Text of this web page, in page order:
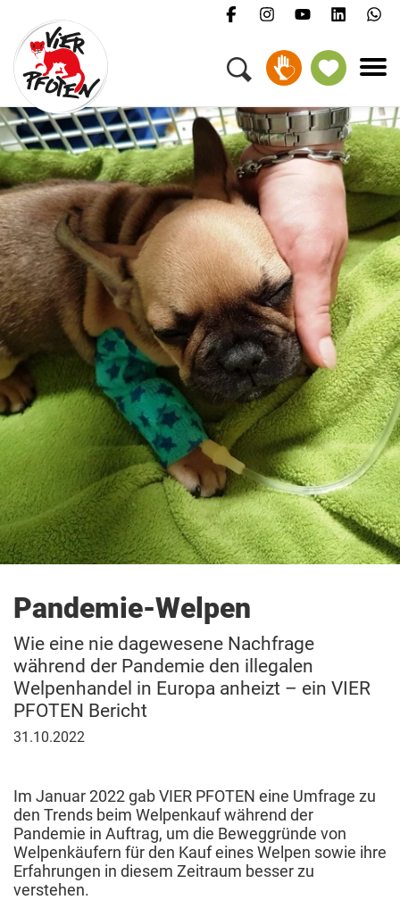
Pandemie-Welpen
Wie eine nie dagewesene Nachfrage
während der Pandemie den illegalen
Welpenhandel in Europa anheizt – ein VIER
PFOTEN Bericht
31.
31.10.2022
Im Januar 2022 gab VIER PFOTEN eine Umfrage zu
den Trends beim Welpenkauf während der
Pandemie in Auftrag, um die Beweggründe von
Welpenkäufern für den Kauf eines Welpen sowie ihre
Erfahrungen in diesem Zeitraum besser zu
verstehen.
Menü
Kampagnen & Themen
Tiere
Helfen
Über uns
Jobs
Presse
FAQ
Newsletter
Kontakt
Spenden
Petition
Patenschaft